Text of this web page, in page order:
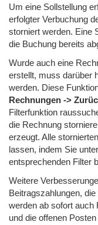
Um eine Sollstellung
erfolgter Verbuchung
storniert werden. Eine
die Buchung bereits
Wurde auch eine
erstellt, muss darüber
werden. Diese
Rechnungen ->
Filterfunktion
die Rechnung
erzeugt. Alle
lassen, indem Sie unter
entsprechenden Filter
Weitere
Beitragszahlungen,
werden ab sofort auch
und die offenen